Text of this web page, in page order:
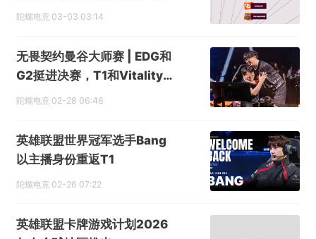
届冠军荣耀
陀螺电竞 03-03 03:14
无畏契约曼谷大师赛 | EDG和
G2挺进决赛，T1和Vitality将
背水一战
陀螺电竞 02-28 06:46
英雄联盟世界冠军选手Bang
以主播身份重返T1
陀螺电竞 02-26 07:22
英雄联盟卡牌游戏计划2026